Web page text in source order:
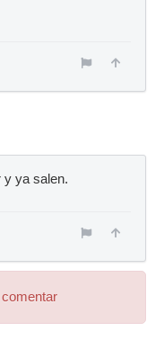
y ya salen.